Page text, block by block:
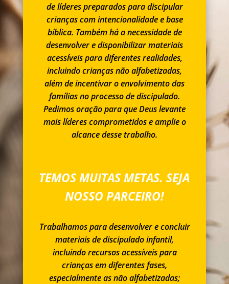
de líderes preparados para discipular
crianças com intencionalidade e base
bíblica. Também há a necessidade de
desenvolver e disponibilizar materiais
acessíveis para diferentes realidades,
incluindo crianças não alfabetizadas,
além de incentivar o envolvimento das
famílias no processo de discipulado.
Pedimos oração para que Deus levante
mais líderes comprometidos e amplie o
alcance desse trabalho.
TEMOS MUITAS METAS. SEJA
NOSSO PARCEIRO!
Trabalhamos para desenvolver e concluir
materiais de discipulado infantil,
incluindo recursos acessíveis para
crianças em diferentes fases,
especialmente as não alfabetizadas;